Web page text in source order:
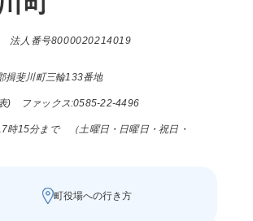
法人番号8000020214019
揖斐川町三輪133番地
) ファックス:0585-22-4496
時15分まで （土曜日・日曜日・祝日・
町役場への行き方